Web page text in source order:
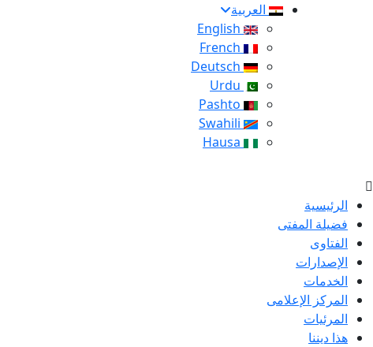
العربية
الرئيسية
فضيلة المفتى
الفتاوى
الإصدارات
الخدمات
المركز الإعلامى
المرئيات
هذا ديننا